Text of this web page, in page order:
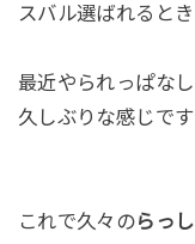
スバル選ばれると
最近やられっぱなし
久しぶりな感じで
これで久々のらっ